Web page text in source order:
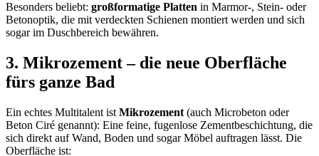
Besonders beliebt: großformatige Platten in Marmor-, Stein- oder
Betonoptik, die mit verdeckten Schienen montiert werden und sich
sogar im Duschbereich bewähren.
3. Mikrozement – die neue Oberfläche
fürs ganze Bad
Ein echtes Multitalent ist Mikrozement (auch Microbeton oder
Beton Ciré genannt): Eine feine, fugenlose Zementbeschichtung, die
sich direkt auf Wand, Boden und sogar Möbel auftragen lässt. Die
Oberfläche ist: